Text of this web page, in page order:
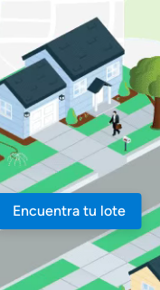
Encuentra tu lote